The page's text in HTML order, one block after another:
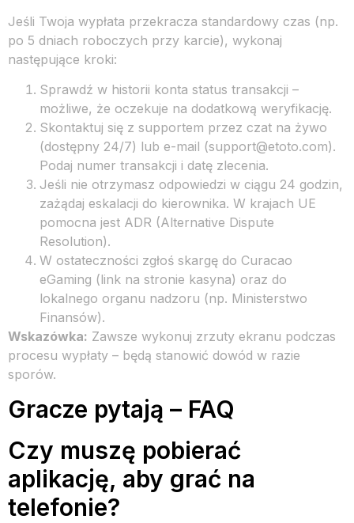
Jeśli Twoja wypłata przekracza standardowy czas (np.
po 5 dniach roboczych przy karcie), wykonaj
następujące kroki:
Sprawdź w historii konta status transakcji –
możliwe, że oczekuje na dodatkową weryfikację.
Skontaktuj się z supportem przez czat na żywo
(dostępny 24/7) lub e-mail (support@etoto.com).
Podaj numer transakcji i datę zlecenia.
Jeśli nie otrzymasz odpowiedzi w ciągu 24 godzin,
zażądaj eskalacji do kierownika. W krajach UE
pomocna jest ADR (Alternative Dispute
Resolution).
W ostateczności zgłoś skargę do Curacao
eGaming (link na stronie kasyna) oraz do
lokalnego organu nadzoru (np. Ministerstwo
Finansów).
Wskazówka: Zawsze wykonuj zrzuty ekranu podczas
procesu wypłaty – będą stanowić dowód w razie
sporów.
Gracze pytają – FAQ
Czy muszę pobierać
aplikację, aby grać na
telefonie?